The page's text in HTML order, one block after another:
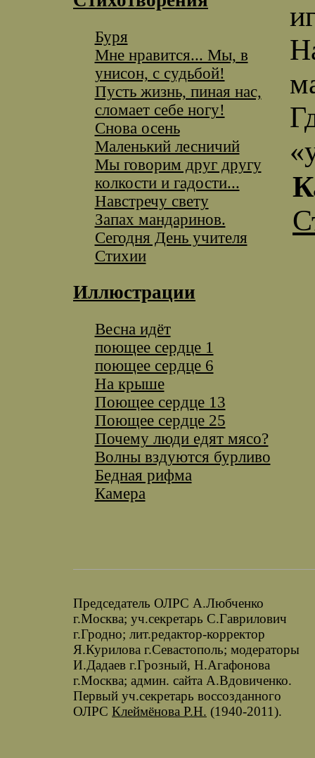
Буря
Мне нравится... Мы, в
унисон, с судьбой!
Пусть жизнь, пиная нас,
сломает себе ногу!
Снова осень
Маленький лесничий
Мы говорим друг другу
колкости и гадости...
Навстречу свету
Запах мандаринов.
Сегодня День учителя
Стихии
Иллюстрации
Весна идёт
поющее сердце 1
поющее сердце 6
На крыше
Поющее сердце 13
Поющее сердце 25
Почему люди едят мясо?
Волны вздуются бурливо
Бедная рифма
Камера
Председатель ОЛРС А.Любченко
г.Москва; уч.секретарь С.Гаврилович
г.Гродно; лит.редактор-корректор
Я.Курилова г.Севастополь; модераторы
И.Дадаев г.Грозный, Н.Агафонова
г.Москва; админ. сайта А.Вдовиченко.
Первый уч.секретарь воссозданного
ОЛРС Клеймёнова Р.Н. (1940-2011).